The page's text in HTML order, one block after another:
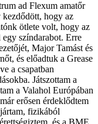
ad Flexum amatőr
kezdődött, hogy az
ötlete volt, hogy az
színdarabot. Erre
Major Tamást és
és előadtuk a Grease
a csapatban
Játszottam a
a Valahol Európában
erősen érdeklődtem
fizikából